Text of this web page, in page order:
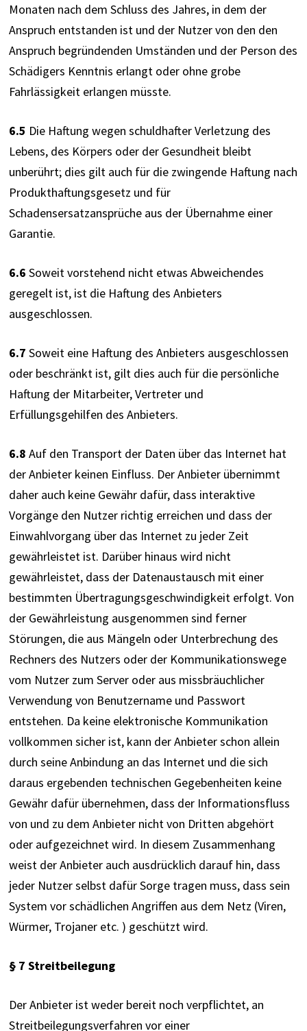
Monaten nach dem Schluss des Jahres, in dem der
Anspruch entstanden ist und der Nutzer von den den
Anspruch begründenden Umständen und der Person des
Schädigers Kenntnis erlangt oder ohne grobe
Fahrlässigkeit erlangen müsste.
6.5 Die Haftung wegen schuldhafter Verletzung des
Lebens, des Körpers oder der Gesundheit bleibt
unberührt; dies gilt auch für die zwingende Haftung nach
Produkthaftungsgesetz und für
Schadensersatzansprüche aus der Übernahme einer
Garantie.
6.6 Soweit vorstehend nicht etwas Abweichendes
geregelt ist, ist die Haftung des Anbieters
ausgeschlossen.
6.7 Soweit eine Haftung des Anbieters ausgeschlossen
oder beschränkt ist, gilt dies auch für die persönliche
Haftung der Mitarbeiter, Vertreter und
Erfüllungsgehilfen des Anbieters.
6.8 Auf den Transport der Daten über das Internet hat
der Anbieter keinen Einfluss. Der Anbieter übernimmt
daher auch keine Gewähr dafür, dass interaktive
Vorgänge den Nutzer richtig erreichen und dass der
Einwahlvorgang über das Internet zu jeder Zeit
gewährleistet ist. Darüber hinaus wird nicht
gewährleistet, dass der Datenaustausch mit einer
bestimmten Übertragungsgeschwindigkeit erfolgt. Von
der Gewährleistung ausgenommen sind ferner
Störungen, die aus Mängeln oder Unterbrechung des
Rechners des Nutzers oder der Kommunikationswege
vom Nutzer zum Server oder aus missbräuchlicher
Verwendung von Benutzername und Passwort
entstehen. Da keine elektronische Kommunikation
vollkommen sicher ist, kann der Anbieter schon allein
durch seine Anbindung an das Internet und die sich
daraus ergebenden technischen Gegebenheiten keine
Gewähr dafür übernehmen, dass der Informationsfluss
von und zu dem Anbieter nicht von Dritten abgehört
oder aufgezeichnet wird. In diesem Zusammenhang
weist der Anbieter auch ausdrücklich darauf hin, dass
jeder Nutzer selbst dafür Sorge tragen muss, dass sein
System vor schädlichen Angriffen aus dem Netz (Viren,
Würmer, Trojaner etc. ) geschützt wird.
§ 7 Streitbeilegung
Der Anbieter ist weder bereit noch verpflichtet, an
Streitbeilegungsverfahren vor einer